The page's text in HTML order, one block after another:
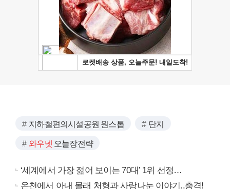
지하철편의시설공원 원스톱 단지
와우넷 오늘장전략
‘세계에서 가장 젊어 보이는 70대’ 1위 선정…
온천에서 아내 몰래 처형과 사랑나눈 이야기..충격!